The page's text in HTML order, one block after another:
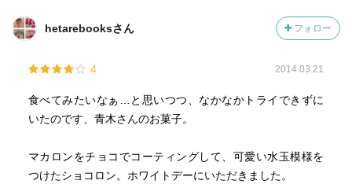
hetarebooksさん フォロー
4 2014.03.21
食べてみたいなぁ…と思いつつ、なかなかトライできずに
いたのです、青木さんのお菓子。
マカロンをチョコでコーティングして、可愛い水玉模様を
つけたショコロン。ホワイトデーにいただきました。